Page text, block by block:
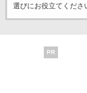
選びにお役立てくださ
PR